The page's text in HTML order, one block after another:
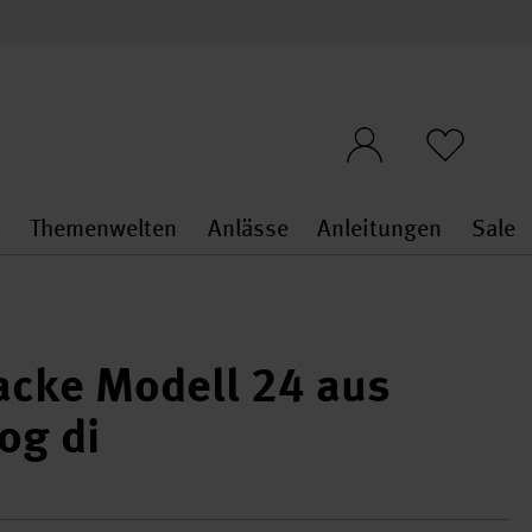
Stoffe & Sticken general.openMenu
Themenwelten
Themenwelten
Anlässe
Anlässe
Anleitungen Sale
Modell 24 aus
di